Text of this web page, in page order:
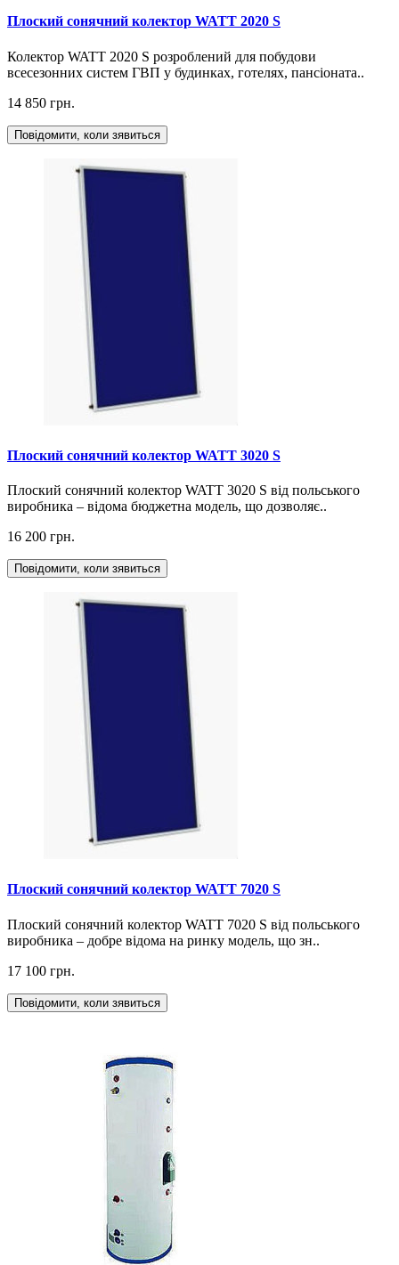
Плоский сонячний колектор WATT 2020 S
Колектор WATT 2020 S розроблений для побудови
всесезонних систем ГВП у будинках, готелях, пансіоната..
14 850 грн.
Повідомити, коли зявиться
Плоский сонячний колектор WATT 3020 S
Плоский сонячний колектор WATT 3020 S від польського
виробника – відома бюджетна модель, що дозволяє..
16 200 грн.
Повідомити, коли зявиться
Плоский сонячний колектор WATT 7020 S
Плоский сонячний колектор WATT 7020 S від польського
виробника – добре відома на ринку модель, що зн..
17 100 грн.
Повідомити, коли зявиться